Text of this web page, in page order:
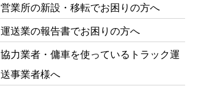
営業所の新設・移転でお困りの方へ
運送業の報告書でお困りの方へ
協力業者・傭車を使っているトラック運
送事業者様へ